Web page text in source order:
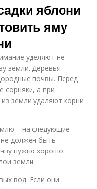
яблони
яму
уделяют не
земли. Деревья
почвы. Перед
сорняки, а при
земли удаляют корни
– на следующие
не должен быть
нужно хорошо
земли.
вод. Если они